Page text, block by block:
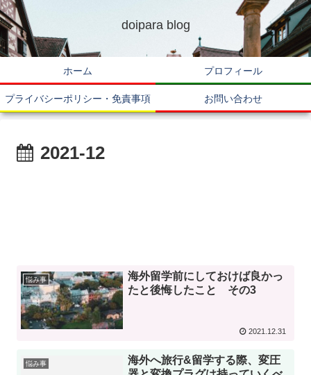
doipara blog
ホーム プロフィール
プライバシーポリシー・免責事項 お問い合わせ
2021-12
悩み事
海外留学前にしておけば良かっ
たと後悔したこと その3
2021.12.31
悩み事
海外へ旅行&留学する際、変圧